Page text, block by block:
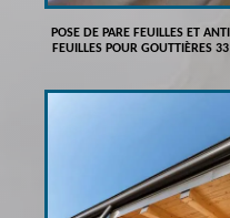
POSE DE PARE FEUILLES ET ANTI
FEUILLES POUR GOUTTIÈRES 33